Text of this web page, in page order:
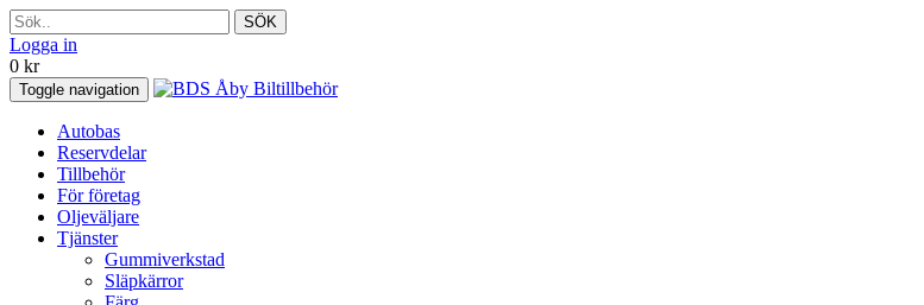
SÖK
Logga in
0 kr
Toggle navigation
Autobas
Reservdelar
Tillbehör
För företag
Oljeväljare
Tjänster
Gummiverkstad
Släpkärror